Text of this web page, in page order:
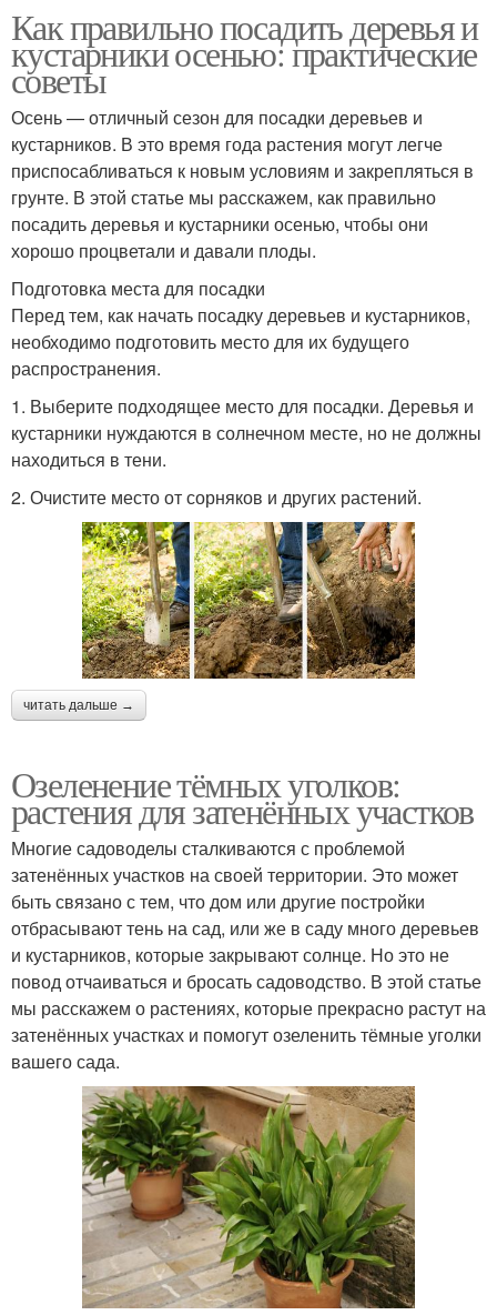
Как правильно посадить деревья и
кустарники осенью: практические
советы
Осень — отличный сезон для посадки деревьев и
кустарников. В это время года растения могут легче
приспосабливаться к новым условиям и закрепляться в
грунте. В этой статье мы расскажем, как правильно
посадить деревья и кустарники осенью, чтобы они
хорошо процветали и давали плоды.
Подготовка места для посадки
Перед тем, как начать посадку деревьев и кустарников,
необходимо подготовить место для их будущего
распространения.
1. Выберите подходящее место для посадки. Деревья и
кустарники нуждаются в солнечном месте, но не должны
находиться в тени.
2. Очистите место от сорняков и других растений.
читать дальше →
Озеленение тёмных уголков:
растения для затенённых участков
Многие садоводелы сталкиваются с проблемой
затенённых участков на своей территории. Это может
быть связано с тем, что дом или другие постройки
отбрасывают тень на сад, или же в саду много деревьев
и кустарников, которые закрывают солнце. Но это не
повод отчаиваться и бросать садоводство. В этой статье
мы расскажем о растениях, которые прекрасно растут на
затенённых участках и помогут озеленить тёмные уголки
вашего сада.